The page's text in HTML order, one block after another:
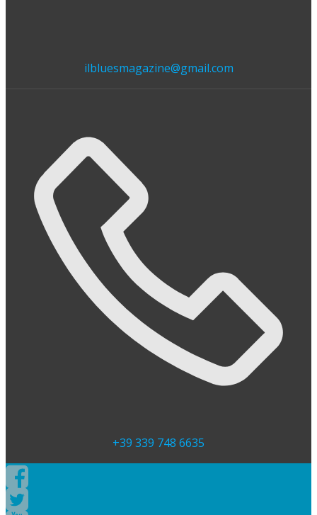
ilbluesmagazine@gmail.com
+39 339 748 6635